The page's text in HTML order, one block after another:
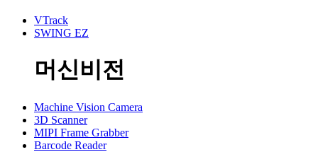
VTrack
SWING EZ
머신비전
Machine Vision Camera
3D Scanner
MIPI Frame Grabber
Barcode Reader